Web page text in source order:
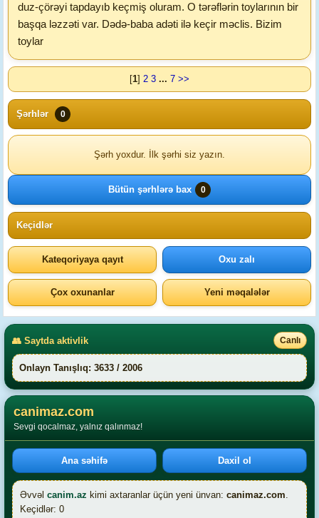
duz-çörəyi tapdayıb keçmiş oluram. O tərəflərin toylarının bir
başqa ləzzəti var. Dədə-baba adəti ilə keçir məclis. Bizim
toylar
[1] 2 3 ... 7 >>
Şərhlər 0
Şərh yoxdur. İlk şərhi siz yazın.
Bütün şərhlərə bax 0
Keçidlər
Kateqoriyaya qayıt Oxu zalı
Çox oxunanlar Yeni məqalələr
👥 Saytda aktivlik Canlı
Onlayn Tanışlıq: 3633 / 2006
canimaz.com
Sevgi qocalmaz, yalnız qalınmaz!
Ana səhifə Daxil ol
Əvvəl canim.az kimi axtaranlar üçün yeni ünvan: canimaz.com.
Keçidlər: 0